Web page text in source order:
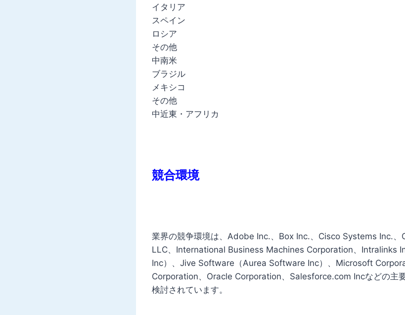
イタリア
スペイン
ロシア
その他
中南米
ブラジル
メキシコ
その他
中近東・アフリカ
競合環境
業界の競争環境は、Adobe Inc.、Box Inc.、Cisco Systems Inc.
LLC、International Business Machines Corporation、Intralinks
Inc）、Jive Software（Aurea Software Inc）、Microsoft
Corporation、Oracle Corporation、Salesforce.com Incなどの主
検討されています。